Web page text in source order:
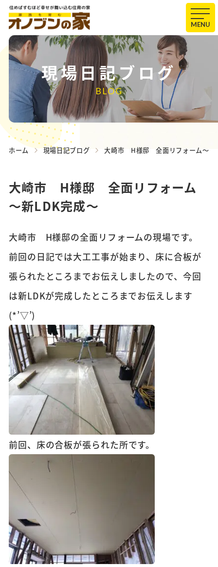
MENU
現場日記ブログ
BLOG
ホーム 現場日記ブログ 大崎市 H様邸 全面リフォーム～新
大崎市 H様邸 全面リフォーム
～新LDK完成～
大崎市 H様邸の全面リフォームの現場です。
前回の日記では大工工事が始まり、床に合板が
張られたところまでお伝えしましたので、今回
は新LDKが完成したところまでお伝えします
(*’▽’)
前回、床の合板が張られた所です。